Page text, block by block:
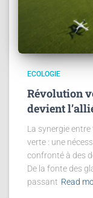
ECOLOGIE
Révolution
devient
La synergie
verte : une
confronté à des
De la fonte des
passant Read